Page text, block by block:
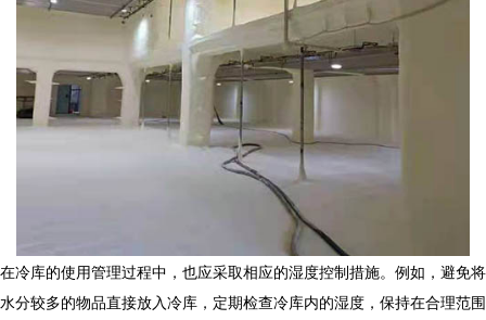
在冷库的使用管理过程中，也应采取相应的湿度控制措施。例如，避免将
水分较多的物品直接放入冷库，定期检查冷库内的湿度，保持在合理范围